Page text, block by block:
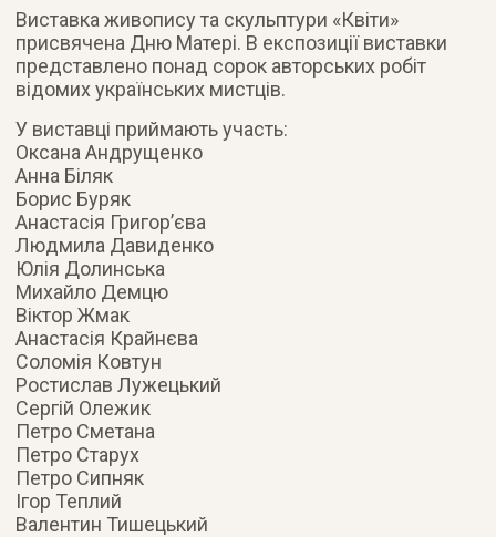
Виставка живопису та скульптури «Квіти»
присвячена Дню Матері. В експозиції виставки
представлено понад сорок авторських робіт
відомих українських мистців.
У виставці приймають участь:
Оксана Андрущенко
Анна Біляк
Борис Буряк
Анастасія Григор’єва
Людмила Давиденко
Юлія Долинська
Михайло Демцю
Віктор Жмак
Анастасія Крайнєва
Соломія Ковтун
Ростислав Лужецький
Сергій Олежик
Петро Сметана
Петро Старух
Петро Сипняк
Ігор Теплий
Валентин Тишецький